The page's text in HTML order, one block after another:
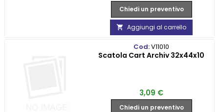
Chiedi un preventivo
 Aggiungi al carrello
Cod:V11010
Scatola Cart Archiv 32x44x10
Prezzo
3,09 €
Chiedi un preventivo